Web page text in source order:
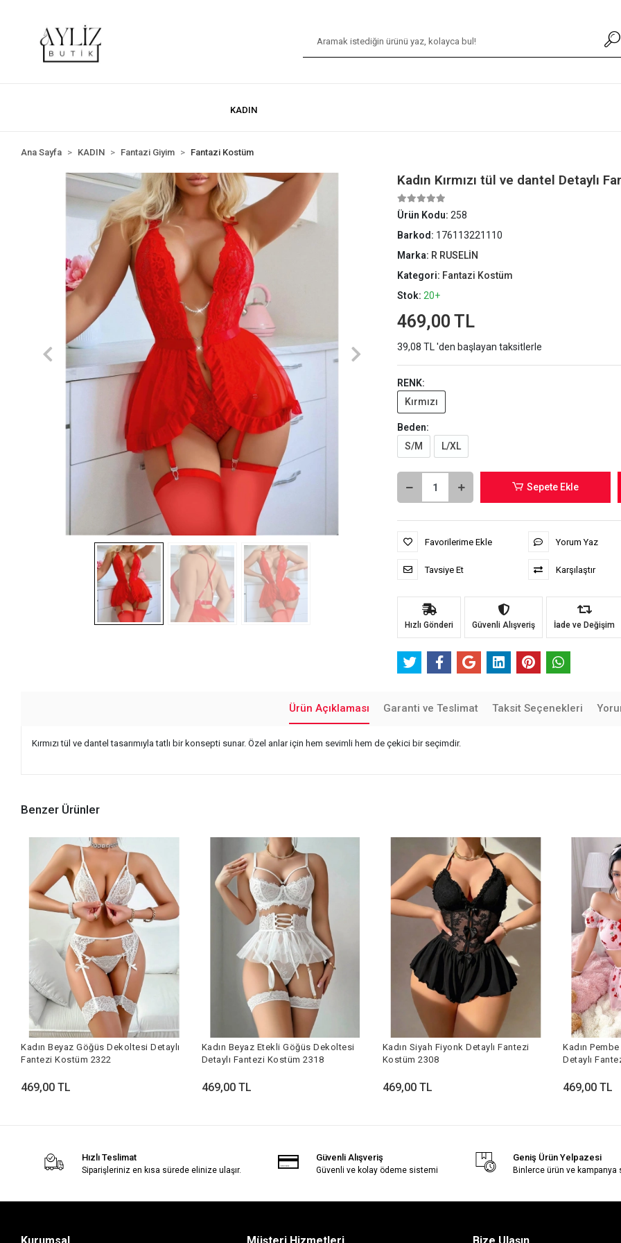
KADIN
Ana Sayfa KADIN Fantazi Giyim Fantazi Kostüm
Kadın Kırmızı tül ve dantel Detaylı
Ürün Kodu:258
Barkod: 176113221110
Marka: R RUSELİN
Kategori: Fantazi Kostüm
Stok:20+
469,00 TL
39,08 TL 'den başlayan taksitlerle
RENK:
Kırmızı
Beden:
S/M
L/XL
Sepete Ekle
Favorilerime Ekle
Tavsiye Et
Yorum Yaz
Karşılaştır
Hızlı Gönderi Güvenli Alışveriş İade ve Değişim
Ürün Açıklaması Garanti ve Teslimat Taksit Seçenekleri
Kırmızı tül ve dantel tasarımıyla tatlı bir konsepti sunar. Özel anlar için hem sevimli hem de çekici bir seçimdir.
Benzer Ürünler
Kadın Beyaz Göğüs Dekoltesi Detaylı
Fantezi Kostüm 2322
469,00 TL
Kadın Beyaz Etekli Göğüs Dekoltesi
Detaylı Fantezi Kostüm 2318
469,00 TL
Kadın Siyah Fiyonk Detaylı Fantezi
Kostüm 2308
469,00 TL
Kadın
Detaylı
469,00 TL
Hızlı Teslimat
Siparişleriniz en kısa sürede elinize ulaşır.
Güvenli Alışveriş
Güvenli ve kolay ödeme sistemi
Geniş Ürün Yelpazesi
Binlerce ürün ve kampanya